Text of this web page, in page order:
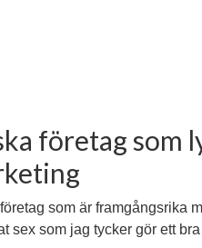
företag som
som är framgångsrika
sex som jag tycker gör ett